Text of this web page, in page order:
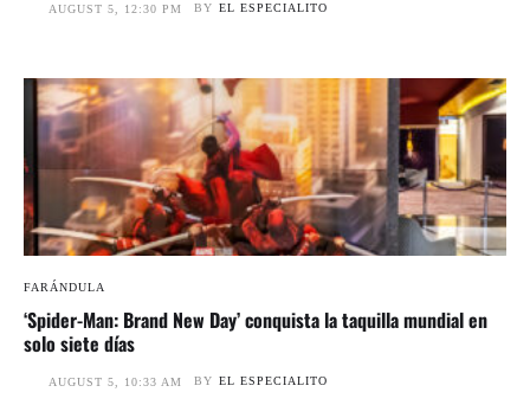
AUGUST 5, 12:30 PM BY EL ESPECIALITO
FARÁNDULA
‘Spider-Man: Brand New Day’ conquista la taquilla mundial en
solo siete días
AUGUST 5, 10:33 AM BY EL ESPECIALITO